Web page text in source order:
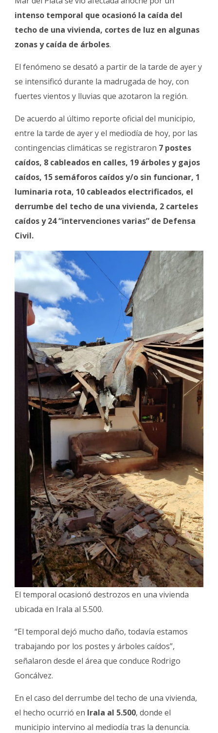
Fúnebres
intenso temporal que ocasionó la caída del
techo de una vivienda, cortes de luz en algunas
zonas y caída de árboles.
El fenómeno se desató a partir de la tarde de ayer y
se intensificó durante la madrugada de hoy, con
fuertes vientos y lluvias que azotaron la región.
De acuerdo al último reporte oficial del municipio,
entre la tarde de ayer y el mediodía de hoy, por las
contingencias climáticas se registraron 7 postes
caídos, 8 cableados en calles, 19 árboles y gajos
caídos, 15 semáforos caídos y/o sin funcionar, 1
luminaria rota, 10 cableados electrificados, el
derrumbe del techo de una vivienda, 2 carteles
caídos y 24 “intervenciones varias” de Defensa
Civil.
El temporal ocasionó destrozos en una vivienda
ubicada en Irala al 5.500.
“El temporal dejó mucho daño, todavía estamos
trabajando por los postes y árboles caídos”,
señalaron desde el área que conduce Rodrigo
Goncálvez.
En el caso del derrumbe del techo de una vivienda,
el hecho ocurrió en Irala al 5.500, donde el
municipio intervino al mediodía tras la denuncia.